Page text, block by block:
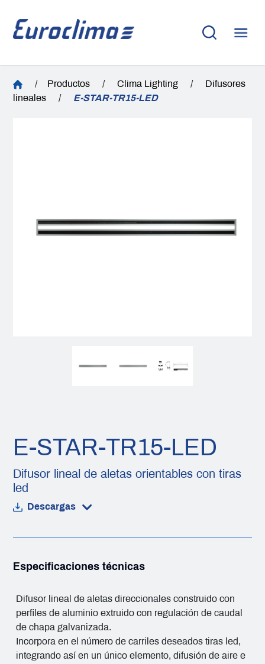
/ Productos / Clima Lighting /
Difusores
lineales
/ E-STAR-TR15-LED
E-STAR-TR15-LED
Difusor lineal de aletas orientables con tiras
led
Descargas
Especificaciones técnicas
Difusor lineal de aletas direccionales construido con
perfiles de aluminio extruido con regulación de caudal
de chapa galvanizada.
Incorpora en el número de carriles deseados tiras led,
integrando así en un único elemento, difusión de aire e